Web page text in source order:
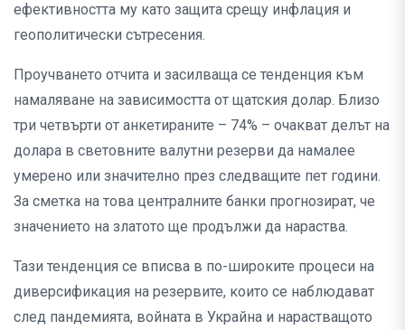
ефективността му като защита срещу инфлация и
геополитически сътресения.
Проучването отчита и засилваща се тенденция към
намаляване на зависимостта от щатския долар. Близо
три четвърти от анкетираните – 74% – очакват делът на
долара в световните валутни резерви да намалее
умерено или значително през следващите пет години.
За сметка на това централните банки прогнозират, че
значението на златото ще продължи да нараства.
Тази тенденция се вписва в по-широките процеси на
диверсификация на резервите, които се наблюдават
след пандемията, войната в Украйна и нарастващото